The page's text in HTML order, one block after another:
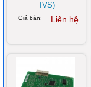
IVS)
Giá bán: Liên hệ